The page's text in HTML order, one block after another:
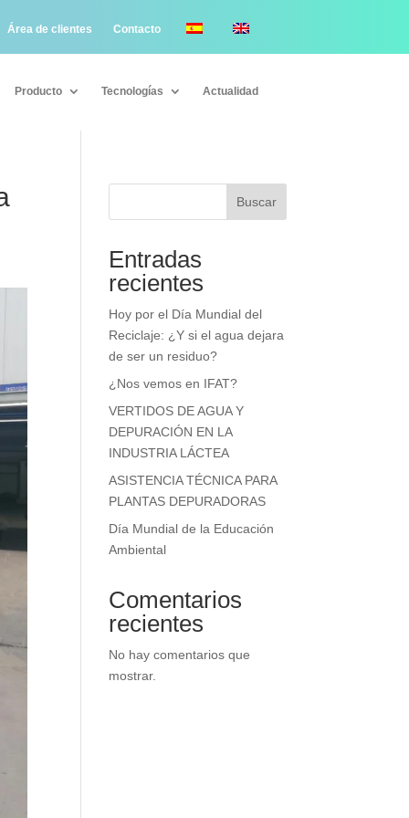
Área de clientes Contacto
Producto Tecnologías Actualidad
Producto Tecnologías Actualidad
Buscar
Entradas
recientes
Hoy por el Día Mundial del
Reciclaje: ¿Y si el agua dejara
de ser un residuo?
¿Nos vemos en IFAT?
VERTIDOS DE AGUA Y
DEPURACIÓN EN LA
INDUSTRIA LÁCTEA
ASISTENCIA TÉCNICA PARA
PLANTAS DEPURADORAS
Día Mundial de la Educación
Ambiental
Comentarios
recientes
No hay comentarios que
mostrar.